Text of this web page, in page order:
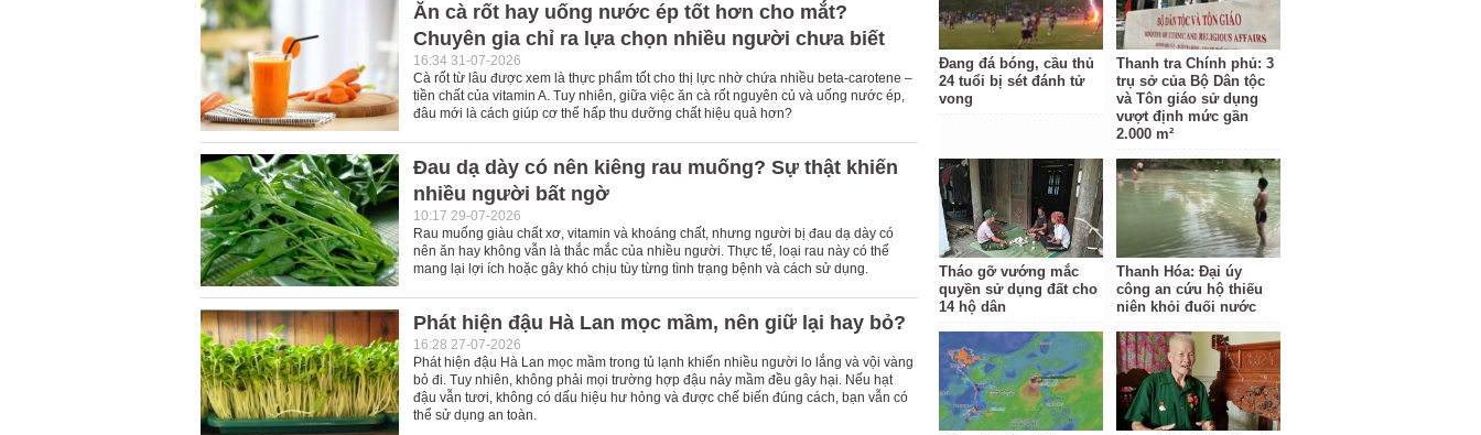
Ăn cà rốt hay uống nước ép tốt hơn cho mắt?
Chuyên gia chỉ ra lựa chọn nhiều người chưa biết
16:34 31-07-2026
Cà rốt từ lâu được xem là thực phẩm tốt cho thị lực nhờ chứa nhiều beta-carotene –
tiền chất của vitamin A. Tuy nhiên, giữa việc ăn cà rốt nguyên củ và uống nước ép,
đâu mới là cách giúp cơ thể hấp thu dưỡng chất hiệu quả hơn?
Đau dạ dày có nên kiêng rau muống? Sự thật khiến
nhiều người bất ngờ
10:17 29-07-2026
Rau muống giàu chất xơ, vitamin và khoáng chất, nhưng người bị đau dạ dày có
nên ăn hay không vẫn là thắc mắc của nhiều người. Thực tế, loại rau này có thể
mang lại lợi ích hoặc gây khó chịu tùy từng tình trạng bệnh và cách sử dụng.
Phát hiện đậu Hà Lan mọc mầm, nên giữ lại hay bỏ?
16:28 27-07-2026
Phát hiện đậu Hà Lan mọc mầm trong tủ lạnh khiến nhiều người lo lắng và vội vàng
bỏ đi. Tuy nhiên, không phải mọi trường hợp đậu nảy mầm đều gây hại. Nếu hạt
đậu vẫn tươi, không có dấu hiệu hư hỏng và được chế biến đúng cách, bạn vẫn có
thể sử dụng an toàn.
Đang đá bóng, cầu thủ
24 tuổi bị sét đánh tử
vong
Thanh tra Chính phủ: 3
trụ sở của Bộ Dân tộc
và Tôn giáo sử dụng
vượt định mức gần
2.000 m²
Tháo gỡ vướng mắc
quyền sử dụng đất cho
14 hộ dân
Thanh Hóa: Đại úy
công an cứu hộ thiếu
niên khỏi đuối nước